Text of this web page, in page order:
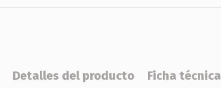
Detalles del producto
Ficha técnica